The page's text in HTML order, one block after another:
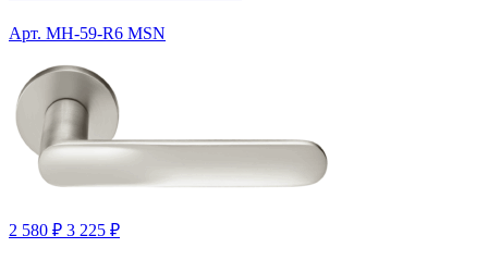
Арт. MH-59-R6 MSN
2 580 ₽ 3 225 ₽